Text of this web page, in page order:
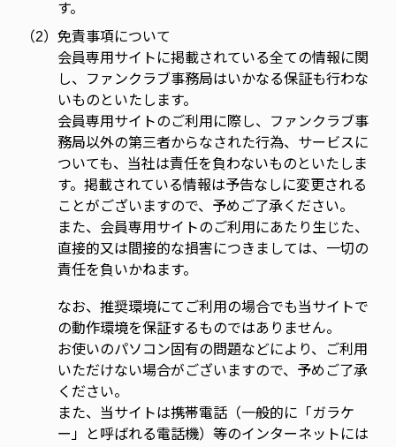
す。
（2） 免責事項について
会員専用サイトに掲載されている全ての情報に関
し、ファンクラブ事務局はいかなる保証も行わな
いものといたします。
会員専用サイトのご利用に際し、ファンクラブ事
務局以外の第三者からなされた行為、サービスに
ついても、当社は責任を負わないものといたしま
す。掲載されている情報は予告なしに変更される
ことがございますので、予めご了承ください。
また、会員専用サイトのご利用にあたり生じた、
直接的又は間接的な損害につきましては、一切の
責任を負いかねます。
なお、推奨環境にてご利用の場合でも当サイトで
の動作環境を保証するものではありません。
お使いのパソコン固有の問題などにより、ご利用
いただけない場合がございますので、予めご了承
ください。
また、当サイトは携帯電話（一般的に「ガラケ
ー」と呼ばれる電話機）等のインターネットには